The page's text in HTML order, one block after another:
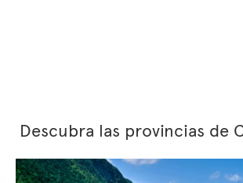
Descubra las provincias de